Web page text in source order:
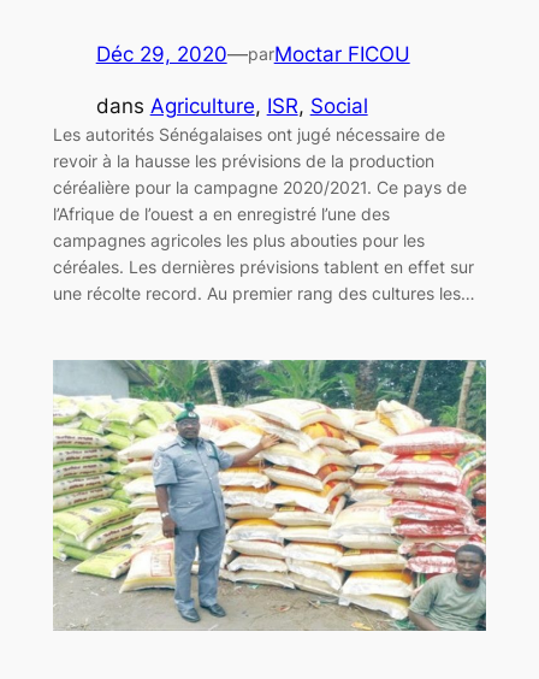
Déc 29, 2020—parMoctar FICOU
dans Agriculture, ISR, Social
Les autorités Sénégalaises ont jugé nécessaire de
revoir à la hausse les prévisions de la production
céréalière pour la campagne 2020/2021. Ce pays de
l’Afrique de l’ouest a en enregistré l’une des
campagnes agricoles les plus abouties pour les
céréales. Les dernières prévisions tablent en effet sur
une récolte record. Au premier rang des cultures les…